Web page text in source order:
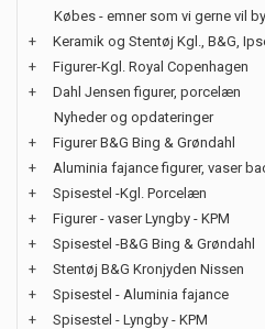
Købes - emner som vi gerne vil
+
Keramik og Stentøj Kgl., B&G,
+
Figurer-Kgl. Royal Copenhagen
+
Dahl Jensen figurer, porcelæn
Nyheder og opdateringer
+
Figurer B&G Bing & Grøndahl
+
Aluminia fajance figurer, vaser
+
Spisestel -Kgl. Porcelæn
+
Figurer - vaser Lyngby - KPM
+
Spisestel -B&G Bing & Grøndahl
+
Stentøj B&G Kronjyden Nissen
+
Spisestel - Aluminia fajance
+
Spisestel - Lyngby - KPM